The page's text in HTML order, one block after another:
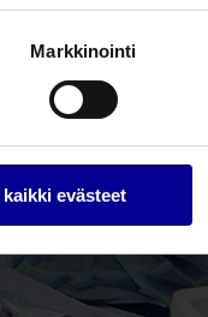
Markkinointi
evästeet